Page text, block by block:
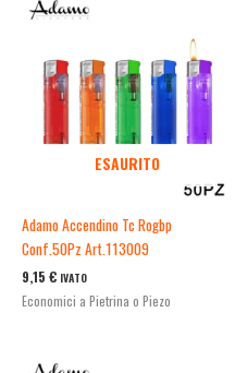
ESAURITO
Adamo Accendino Tc Rogbp
Conf.50Pz Art.113009
9,15 € IVATO
Economici a Pietrina o Piezo